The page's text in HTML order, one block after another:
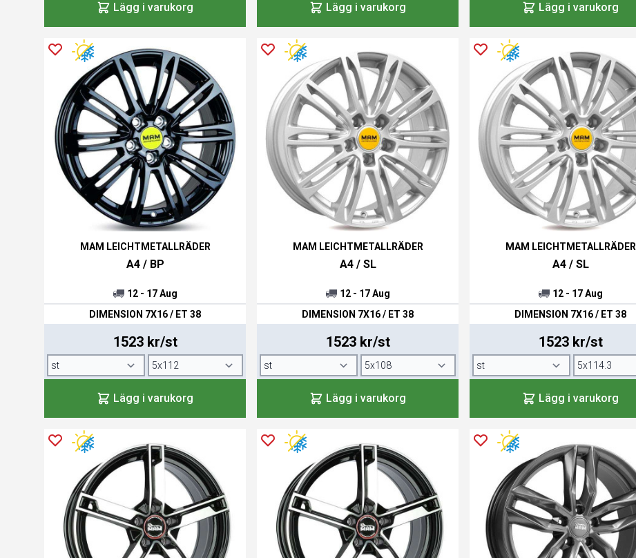
Lägg i varukorg Lägg i varukorg Lägg i varukorg
MAM LEICHTMETALLRÄDER
A4 / BP
12 - 17 Aug
DIMENSION 7X16 / ET 38
1523 kr/st
Lägg i varukorg
MAM LEICHTMETALLRÄDER
A4 / SL
12 - 17 Aug
DIMENSION 7X16 / ET 38
1523 kr/st
Lägg i varukorg
MAM LEICHTMETALLRÄDER
A4 / SL
12 - 17 Aug
DIMENSION 7X16 / ET 38
1523 kr/st
Lägg i varukorg